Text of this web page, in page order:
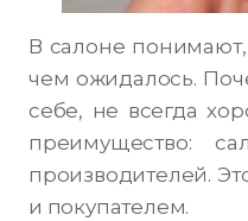
В салоне
чем ожидалось.
себе, не всегда
преимущество:
производителей.
и покупателем.